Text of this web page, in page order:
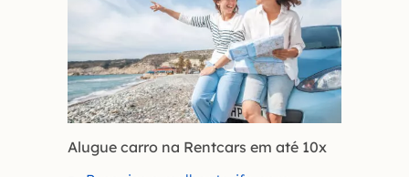
Alugue carro na Rentcars em até 10x